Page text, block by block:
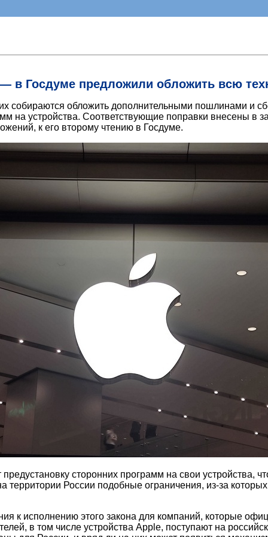
— в Госдуме предложили обложить всю
собираются обложить дополнительными пошлинами и
на устройства. Соответствующие поправки внесены
к его второму чтению в Госдуме.
сторонних программ на свои устройства,
территории России подобные ограничения, из-за
к исполнению этого закона для компаний, которые
в том числе устройства Apple, поступают на